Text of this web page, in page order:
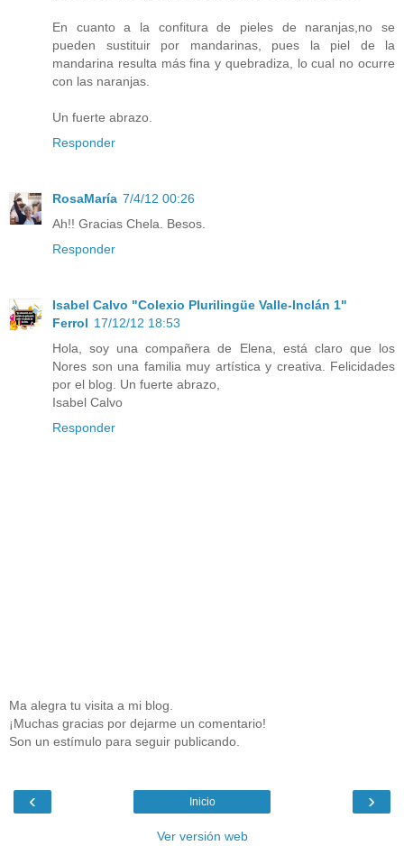
En cuanto a la confitura de pieles de naranjas,no se
pueden sustituir por mandarinas, pues la piel de la
mandarina resulta más fina y quebradiza, lo cual no ocurre
con las naranjas.
Un fuerte abrazo.
Responder
RosaMaría 7/4/12 00:26
Ah!! Gracias Chela. Besos.
Responder
Isabel Calvo "Colexio Plurilingüe Valle-Inclán 1"
Ferrol 17/12/12 18:53
Hola, soy una compañera de Elena, está claro que los
Nores son una familia muy artística y creativa. Felicidades
por el blog. Un fuerte abrazo,
Isabel Calvo
Responder
Ma alegra tu visita a mi blog.
¡Muchas gracias por dejarme un comentario!
Son un estímulo para seguir publicando.
‹ ›
Inicio
Ver versión web